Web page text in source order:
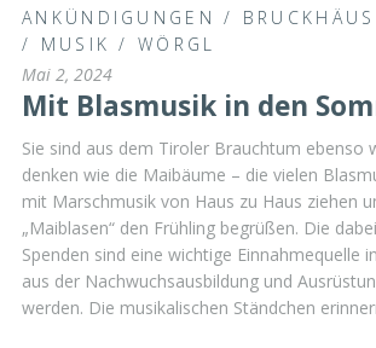
ANKÜNDIGUNGEN /
/ MUSIK /WÖRGL
Mai 2, 2024
Mit Blasmusik in den
Sie sind aus dem Tiroler Brauchtum ebenso
denken wie die Maibäume – die vielen
mit Marschmusik von Haus zu Haus ziehen
„Maiblasen“ den Frühling begrüßen. Die
Spenden sind eine wichtige Einnahmequelle
aus der Nachwuchsausbildung und
werden. Die musikalischen Ständchen